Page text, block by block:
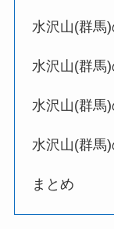
水沢山(群馬
水沢山(群馬
水沢山(群馬
水沢山(群馬
まとめ